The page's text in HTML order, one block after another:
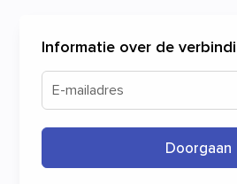
Starten
Informatie over de
E-mailadres
Doorgaan